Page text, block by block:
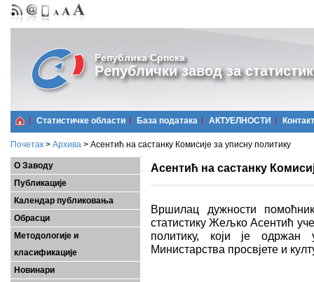
Република Српска
Републички завод за
Статистичке области Базa података АКТУЕЛНОСТИ Контакт
Почетак > Архива > Асентић на састанку Комисије за уписну политику
О Заводу
Публикације
Календар публиковања
Обрасци
Методологије и
класификације
Новинари
Асентић на састанку
Вршилац дужности
статистику Жељко Асентић
политику, који је
Министарства просвјете и